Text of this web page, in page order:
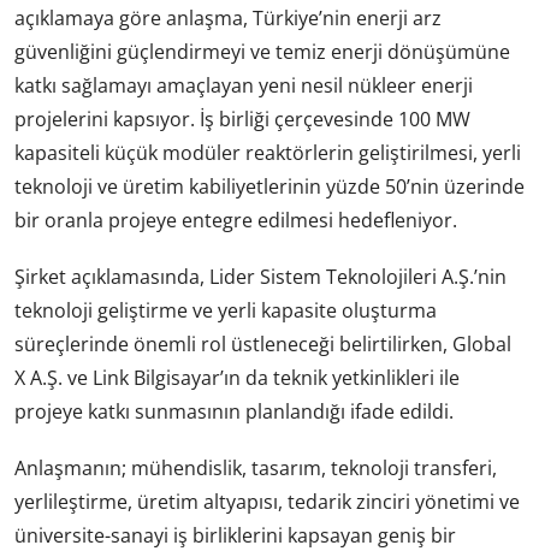
açıklamaya göre anlaşma, Türkiye’nin enerji arz
güvenliğini güçlendirmeyi ve temiz enerji dönüşümüne
katkı sağlamayı amaçlayan yeni nesil nükleer enerji
projelerini kapsıyor. İş birliği çerçevesinde 100 MW
kapasiteli küçük modüler reaktörlerin geliştirilmesi, yerli
teknoloji ve üretim kabiliyetlerinin yüzde 50’nin üzerinde
bir oranla projeye entegre edilmesi hedefleniyor.
Şirket açıklamasında, Lider Sistem Teknolojileri A.Ş.’nin
teknoloji geliştirme ve yerli kapasite oluşturma
süreçlerinde önemli rol üstleneceği belirtilirken, Global
X A.Ş. ve Link Bilgisayar’ın da teknik yetkinlikleri ile
projeye katkı sunmasının planlandığı ifade edildi.
Anlaşmanın; mühendislik, tasarım, teknoloji transferi,
yerlileştirme, üretim altyapısı, tedarik zinciri yönetimi ve
üniversite-sanayi iş birliklerini kapsayan geniş bir